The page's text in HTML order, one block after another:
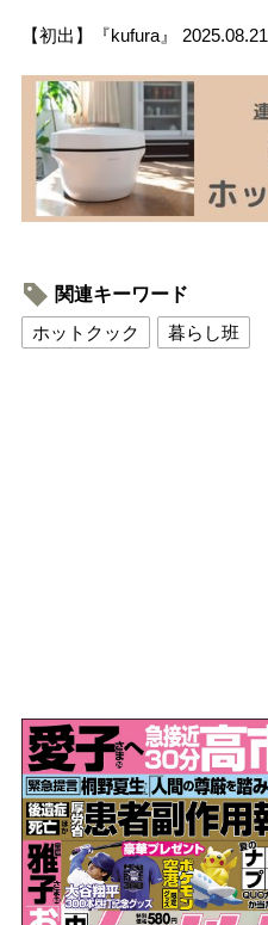
【初出】『kufura』 2025.08.21
関連キーワード
ホットクック
暮らし班